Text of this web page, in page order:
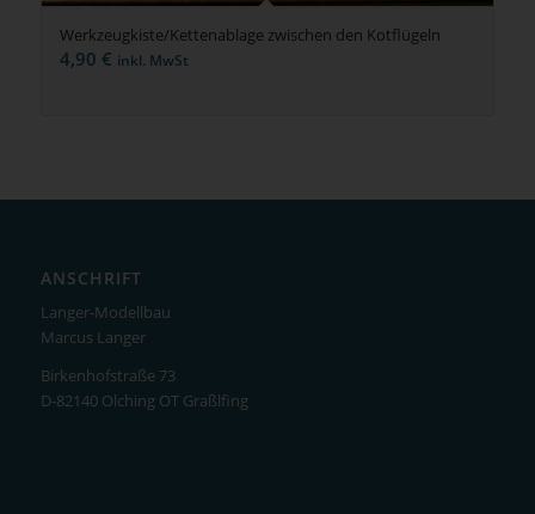
Werkzeugkiste/Kettenablage zwischen den Kotflügeln
4,90 € inkl. MwSt
ANSCHRIFT
Langer-Modellbau
Marcus Langer
Birkenhofstraße 73
D-82140 Olching OT Graßlfing